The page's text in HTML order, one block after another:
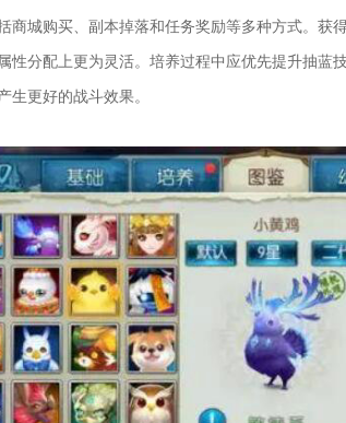
商城购买、副本掉落和任务奖励等多种方式。获
性分配上更为灵活。培养过程中应优先提升抽蓝
生更好的战斗效果。